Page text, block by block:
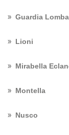
Guardia
Lioni
Mirabella
Montella
Nusco